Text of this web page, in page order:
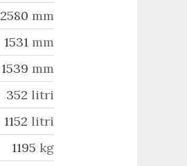
2580 mm
1531 mm
1539 mm
352 litri
1152 litri
1195 kg